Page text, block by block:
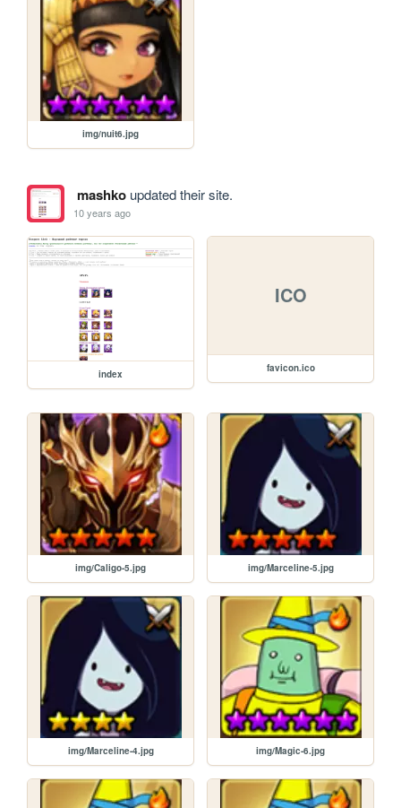
img/nuit6.jpg
mashkoupdated their site.
10 years ago
index
ICO
favicon.ico
img/Caligo-5.jpg img/Marceline-5.jpg
img/Marceline-4.jpg img/Magic-6.jpg